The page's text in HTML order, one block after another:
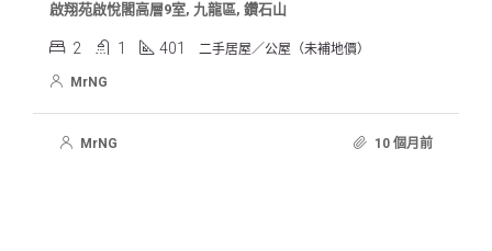
啟翔苑啟悅閣高層9室, 九龍區, 鑽石山
2 1 401 二手居屋／公屋（未補地價）
MrNG
MrNG 10 個月前